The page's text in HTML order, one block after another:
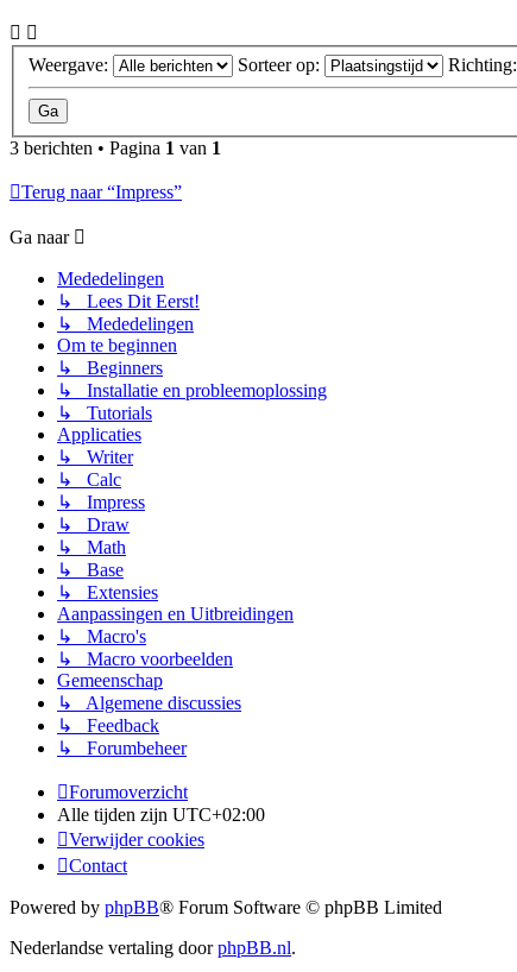
Weergave: Sorteer op: Richting:
3 berichten • Pagina 1 van 1
Terug naar “Impress”
Ga naar
Mededelingen
↳ Lees Dit Eerst!
↳ Mededelingen
Om te beginnen
↳ Beginners
↳ Installatie en probleemoplossing
↳ Tutorials
Applicaties
↳ Writer
↳ Calc
↳ Impress
↳ Draw
↳ Math
↳ Base
↳ Extensies
Aanpassingen en Uitbreidingen
↳ Macro's
↳ Macro voorbeelden
Gemeenschap
↳ Algemene discussies
↳ Feedback
↳ Forumbeheer
Forumoverzicht
Alle tijden zijn UTC+02:00
Verwijder cookies
Contact
Powered by phpBB® Forum Software © phpBB Limited
Nederlandse vertaling doorphpBB.nl.